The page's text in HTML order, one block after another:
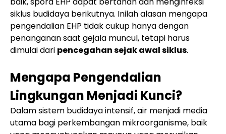
siklus budidaya berikutnya. Inilah alasan mengapa
pengendalian EHP tidak cukup hanya dengan
penanganan saat gejala muncul, tetapi harus
dimulai dari pencegahan sejak awal siklus.
Mengapa Pengendalian
Lingkungan Menjadi Kunci?
Dalam sistem budidaya intensif, air menjadi media
utama bagi perkembangan mikroorganisme, baik